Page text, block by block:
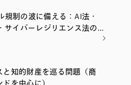
規制の波に備える：AI法・
サイバーレジリエンス法の実
、サイバーセキュリティを巡
と知的財産を巡る問題（商
を中心に）